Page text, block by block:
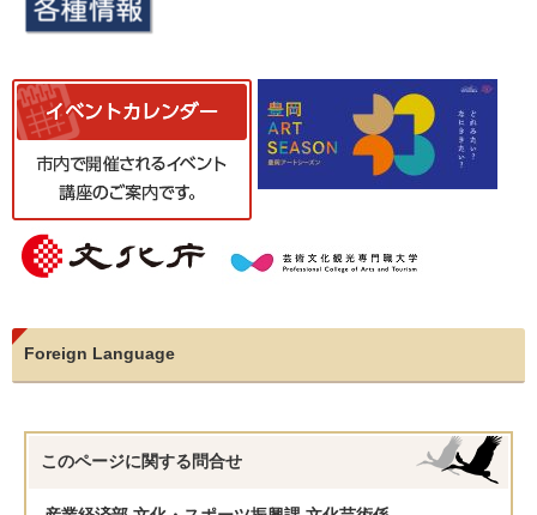
Foreign Language
このページに関する 問合せ